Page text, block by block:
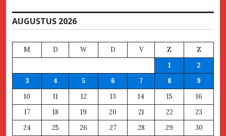
AUGUSTUS 2026
M D W D V Z
Z
1
2
3
4 5 6 7 8
9
10
11 12 13 14 15
16
17
18 19 20 21 22
23
24
25 26 27 28 29
30